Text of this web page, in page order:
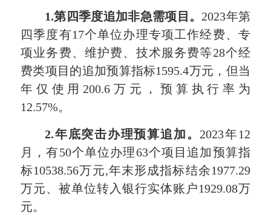
1.第四季度追加非急需项目。 2023年第
四季度有17个单位办理专项工作经费、专
项业务费、维护费、技术服务费等28个经
费类项目的追加预算指标1595.4万元，但当
年仅使用200.6万元，预算执行率为
12.57%。
2.年底突击办理预算追加。 2023年12
月，有50个单位办理63个项目追加预算指
标10538.56万元,年末形成指标结余1977.29
万元、被单位转入银行实体账户1929.08万
元。